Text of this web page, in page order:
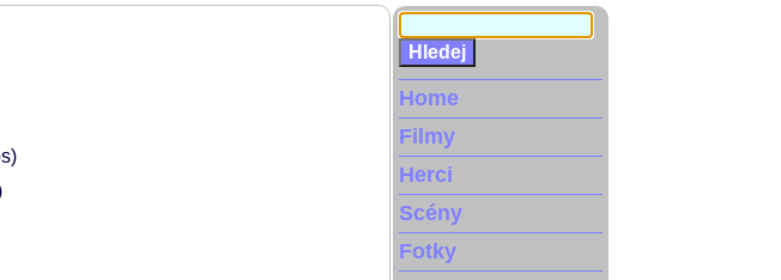
Home
Filmy
Herci
Scény
Fotky